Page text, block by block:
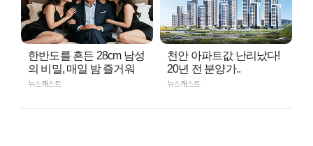
한반도를 흔든 28cm 남성
의 비밀, 매일 밤 즐거워
뉴스캐스트
천안 아파트값 난리났다!
20년 전 분양가..
뉴스캐스트